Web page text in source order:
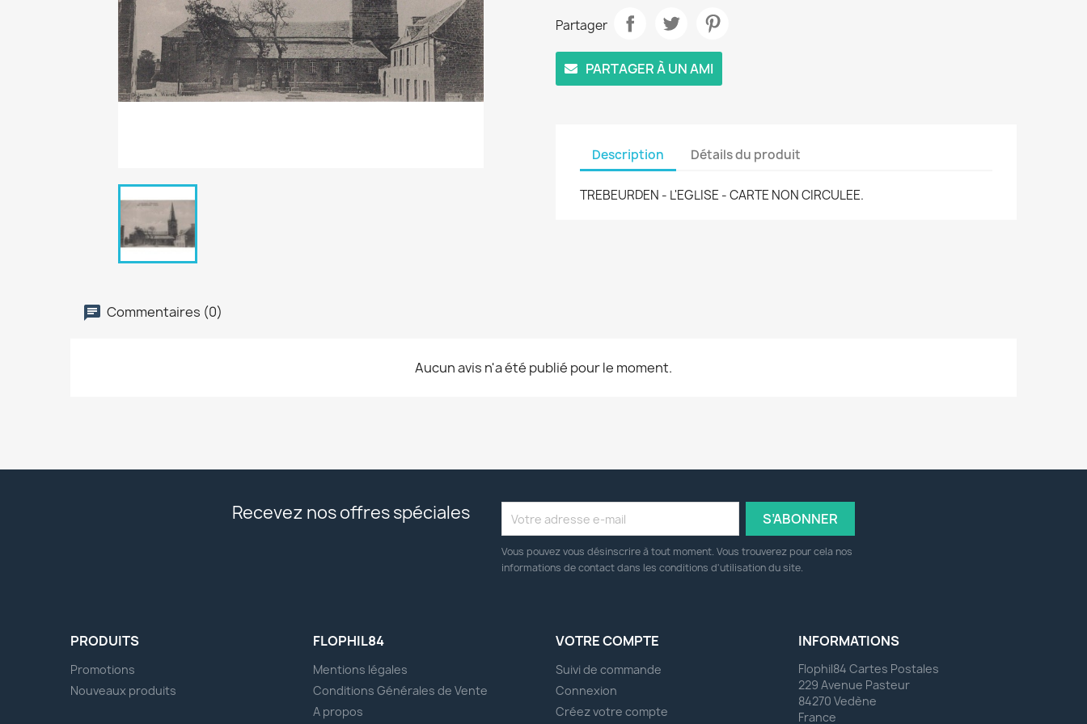
Partager
PARTAGER À UN AMI
Description Détails du produit
TREBEURDEN - L'EGLISE - CARTE NON CIRCULEE.
Commentaires (0)
Aucun avis n'a été publié pour le moment.
Recevez nos offres spéciales
Vous pouvez vous désinscrire à tout moment. Vous trouverez pour cela nos
informations de contact dans les conditions d'utilisation du site.
PRODUITS
Promotions
Nouveaux produits
FLOPHIL84
Mentions légales
Conditions Générales de Vente
A propos
VOTRE COMPTE
Suivi de commande
Connexion
Créez votre compte
INFORMATIONS
Flophil84 Cartes Postales
229 Avenue Pasteur
84270 Vedène
France